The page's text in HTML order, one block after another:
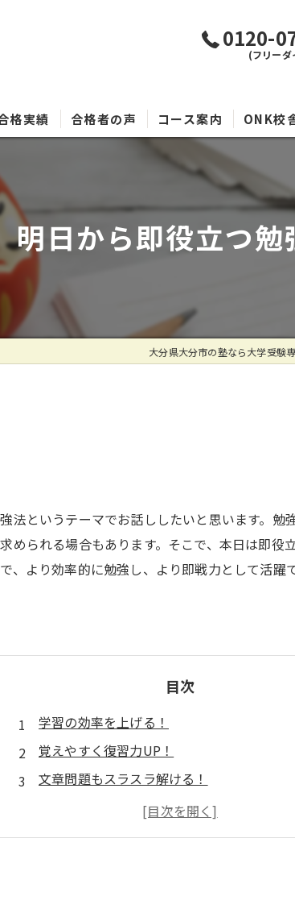
0120-
(フリーダ
格実績 合格者の声 コース案内 ONK校
明日から即役立つ勉
大分県大分市の塾なら大学受験
法というテーマでお話ししたいと思います。
められる場合もあります。そこで、本日は即役
、より効率的に勉強し、より即戦力として活
目次
学習の効率を上げる！
覚えやすく復習力UP！
文章問題もスラスラ解ける！
自分自身と戦わない！
しっかり覚えて効率的に復習！